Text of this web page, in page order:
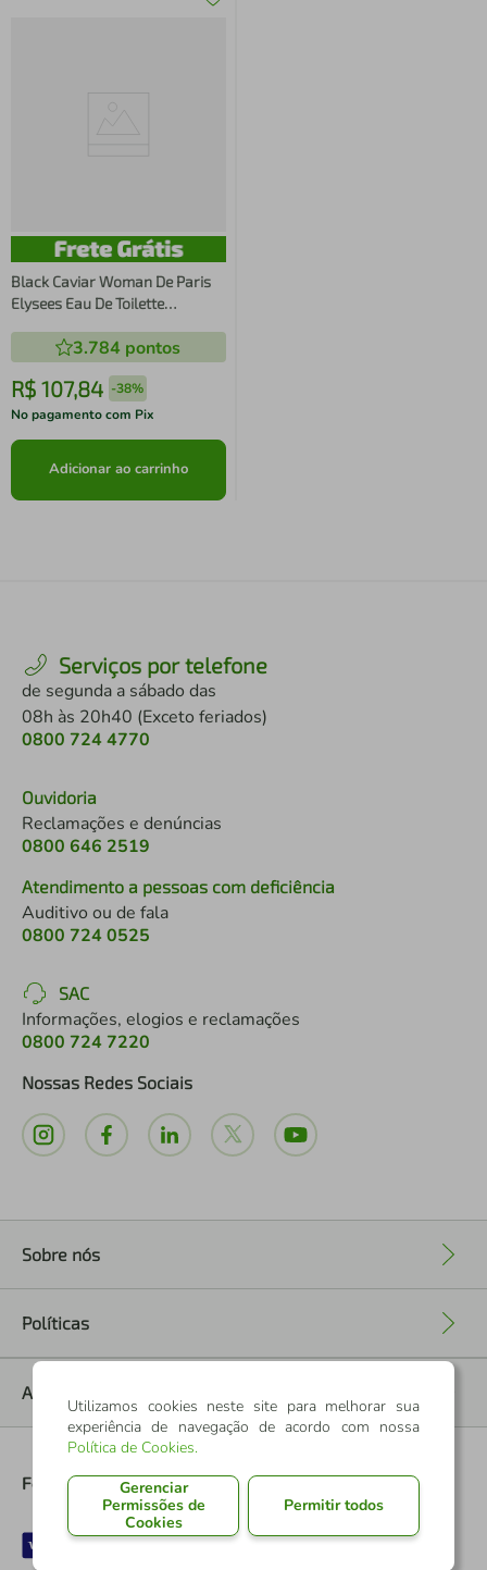
Black Caviar Woman De Paris
Elysees Eau De Toilette
3.784 pontos
R$ 107,84 -38%
No pagamento com Pix
Adicionar ao carrinho
Serviços por telefone
de segunda a sábado das
08h às 20h40 (Exceto feriados)
0800 724 4770
Ouvidoria
Reclamações e denúncias
0800 646 2519
Atendimento a pessoas com deficiência
Auditivo ou de fala
0800 724 0525
SAC
Informações, elogios e reclamações
0800 724 7220
Nossas Redes Sociais
Sobre nós
Políticas
Ajuda
Formas de Pagamento
Utilizamos cookies neste site para melhorar sua
experiência de navegação de acordo com nossa
Política de Cookies.
Gerenciar
Permissões de
Cookies
Permitir todos